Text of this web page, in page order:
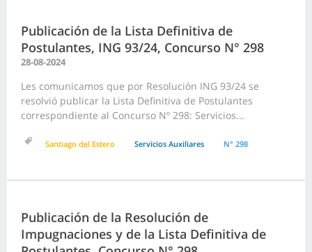
Publicación de la Lista Definitiva de
Postulantes, ING 93/24, Concurso N° 298
28-08-2024
Les comunicamos que por Resolución ING 93/24 se
resolvió publicar la Lista Definitiva de Postulantes
correspondiente al Concurso Nº 298: Servicios...
Santiago del Estero Servicios Auxiliares N° 298
Publicación de la Resolución de
Impugnaciones y de la Lista Definitiva de